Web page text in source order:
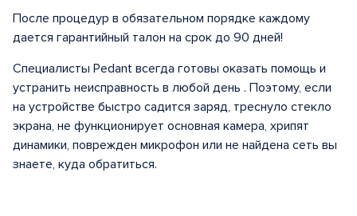
После процедур в обязательном порядке каждому
дается гарантийный талон на срок до 90 дней!
Специалисты Pedant всегда готовы оказать помощь и
устранить неисправность в любой день . Поэтому, если
на устройстве быстро садится заряд, треснуло стекло
экрана, не функционирует основная камера, хрипят
динамики, поврежден микрофон или не найдена сеть вы
знаете, куда обратиться.